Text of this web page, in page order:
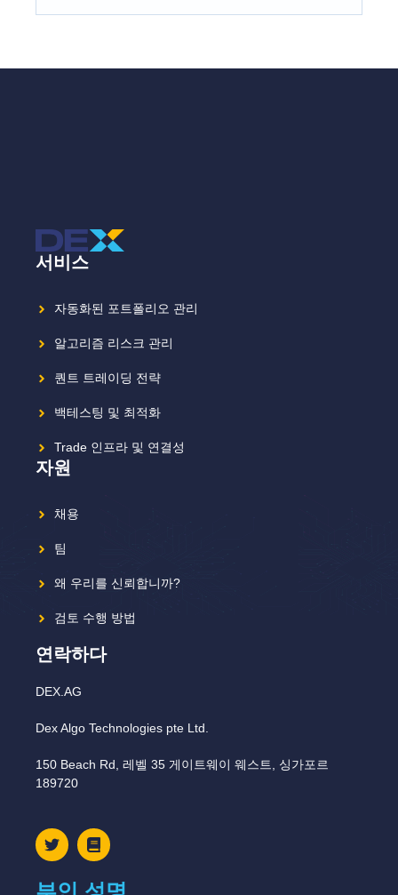
서비스
자동화된 포트폴리오 관리
알고리즘 리스크 관리
퀀트 트레이딩 전략
백테스팅 및 최적화
Trade 인프라 및 연결성
자원
채용
팀
왜 우리를 신뢰합니까?
검토 수행 방법
연락하다
DEX.AG
Dex Algo Technologies pte Ltd.
150 Beach Rd, 레벨 35 게이트웨이 웨스트, 싱가포르
189720